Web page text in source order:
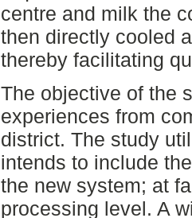
centre and milk the
then directly cooled
thereby facilitating
The objective of the
experiences from
district. The study
intends to include
the new system; at
processing level. A